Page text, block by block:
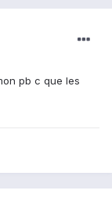
pb c que les